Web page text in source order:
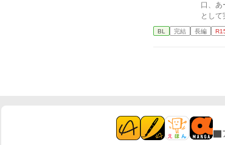
口、あ
とし
下され
竜帝」
BL 完結 長編